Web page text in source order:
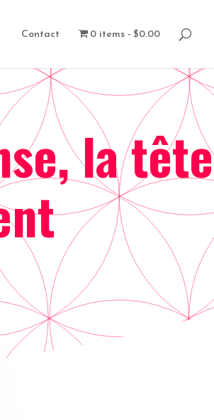
Contact 0 items $0.00
la tête